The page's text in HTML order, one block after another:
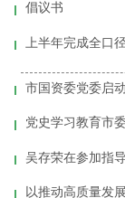
倡议书
市国资委党委启
党史学习教育市
以推动高质量发